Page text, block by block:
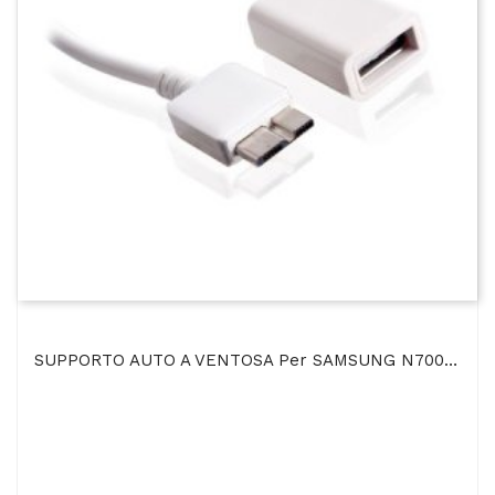
SUPPORTO AUTO A VENTOSA Per SAMSUNG N7000 GALAXY NOTE, I9220